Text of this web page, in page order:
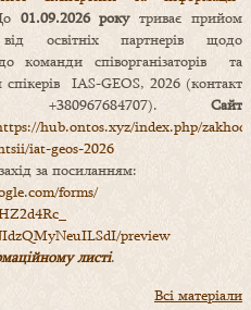
01.09.2026 рокутриває прийом
освітніх партнерів щодо
команди співорганізаторів та
спікерів IAS-GEOS, 2026 (контакт
Сайт
hub.ontos.xyz/index.php/zakhody-
iat-geos-2026
за посиланням:
forms/
preview
листі.
Всі матеріали